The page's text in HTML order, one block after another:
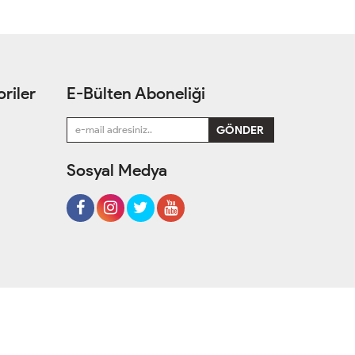
E-Bülten Aboneliği
Sosyal Medya